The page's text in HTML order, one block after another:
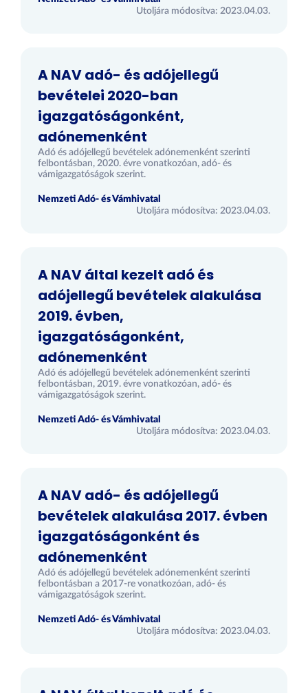
Utoljára módosítva: 2023.04.03.
A NAV adó- és adójellegű
bevételei 2020-ban
igazgatóságonként,
adónemenként
Adó és adójellegű bevételek adónemenként szerinti
felbontásban, 2020. évre vonatkozóan, adó- és
vámigazgatóságok szerint.
Nemzeti Adó- és Vámhivatal
Utoljára módosítva: 2023.04.03.
A NAV által kezelt adó és
adójellegű bevételek alakulása
2019. évben,
igazgatóságonként,
adónemenként
Adó és adójellegű bevételek adónemenként szerinti
felbontásban, 2019. évre vonatkozóan, adó- és
vámigazgatóságok szerint.
Nemzeti Adó- és Vámhivatal
Utoljára módosítva: 2023.04.03.
A NAV adó- és adójellegű
bevételek alakulása 2017. évben
igazgatóságonként és
adónemenként
Adó és adójellegű bevételek adónemenként szerinti
felbontásban a 2017-re vonatkozóan, adó- és
vámigazgatóságok szerint.
Nemzeti Adó- és Vámhivatal
Utoljára módosítva: 2023.04.03.